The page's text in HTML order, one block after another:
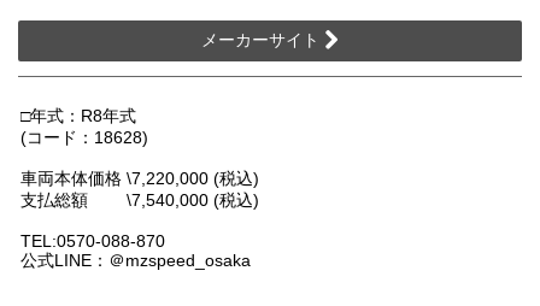
メーカーサイト
□年式：R8年式
(コード：18628)
車両本体価格 \7,220,000 (税込)
支払総額 \7,540,000 (税込)
TEL:0570-088-870
公式LINE：＠mzspeed_osaka